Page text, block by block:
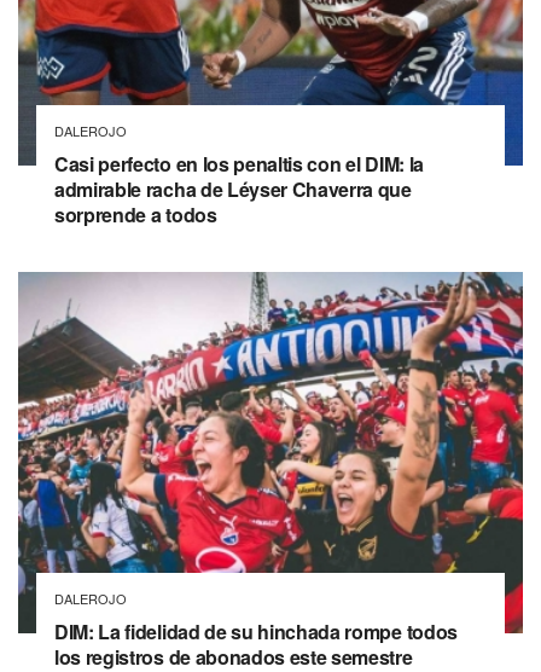
DALEROJO
Casi perfecto en los penaltis con el DIM: la
admirable racha de Léyser Chaverra que
sorprende a todos
DALEROJO
DIM: La fidelidad de su hinchada rompe todos
los registros de abonados este semestre